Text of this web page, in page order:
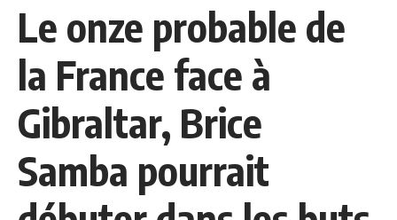
Le onze probable de
la France face à
Gibraltar, Brice
Samba pourrait